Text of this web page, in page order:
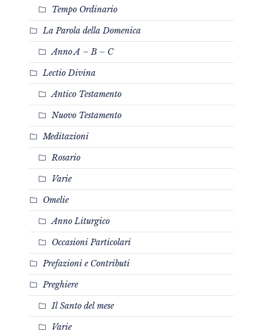
Tempo Ordinario
La Parola della Domenica
Anno A – B – C
Lectio Divina
Antico Testamento
Nuovo Testamento
Meditazioni
Rosario
Varie
Omelie
Anno Liturgico
Occasioni Particolari
Prefazioni e Contributi
Preghiere
Il Santo del mese
Varie